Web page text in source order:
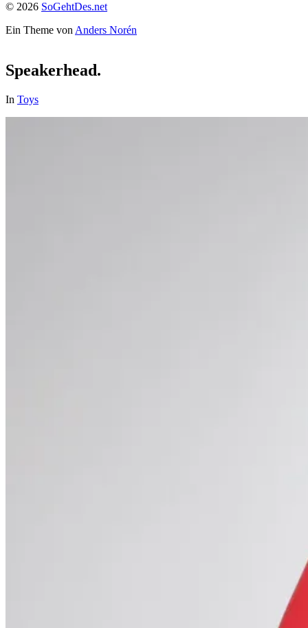
© 2026 SoGehtDes.net
Ein Theme von Anders Norén
Speakerhead.
In Toys